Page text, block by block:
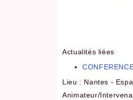
Actualités liées
Lieu : Nantes -
Animateur/